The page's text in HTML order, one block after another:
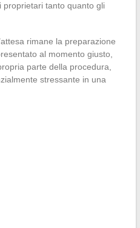
proprietari tanto quanto gli
rimane la preparazione
al momento giusto,
parte della procedura,
stressante in una